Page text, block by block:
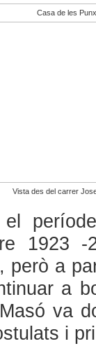
Casa de les
Vista des del carrer
el
1923
però a
a
va
i